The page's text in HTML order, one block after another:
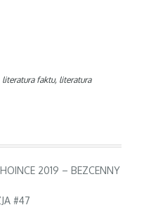
literatura faktu, literatura
2019 – BEZCENNY
#47